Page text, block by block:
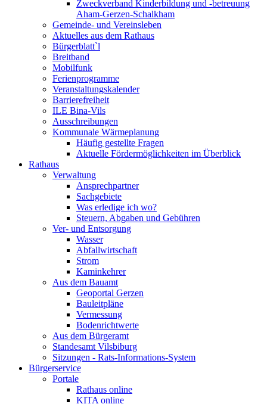
Zweckverband Kinderbildung und -betreuung
Aham-Gerzen-Schalkham
Gemeinde- und Vereinsleben
Aktuelles aus dem Rathaus
Bürgerblatt`l
Breitband
Mobilfunk
Ferienprogramme
Veranstaltungskalender
Barrierefreiheit
ILE Bina-Vils
Ausschreibungen
Kommunale Wärmeplanung
Häufig gestellte Fragen
Aktuelle Fördermöglichkeiten im Überblick
Rathaus
Verwaltung
Ansprechpartner
Sachgebiete
Was erledige ich wo?
Steuern, Abgaben und Gebühren
Ver- und Entsorgung
Wasser
Abfallwirtschaft
Strom
Kaminkehrer
Aus dem Bauamt
Geoportal Gerzen
Bauleitpläne
Vermessung
Bodenrichtwerte
Aus dem Bürgeramt
Standesamt Vilsbiburg
Sitzungen - Rats-Informations-System
Bürgerservice
Portale
Rathaus online
KITA online